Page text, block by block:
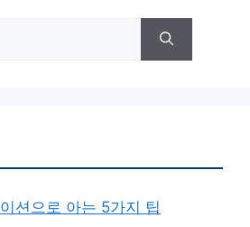
션으로 아는 5가지 팁